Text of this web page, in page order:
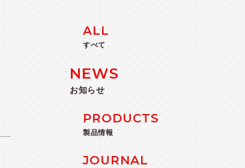
ALL
すべて
NEWS
お知らせ
PRODUCTS
製品情報
JOURNAL